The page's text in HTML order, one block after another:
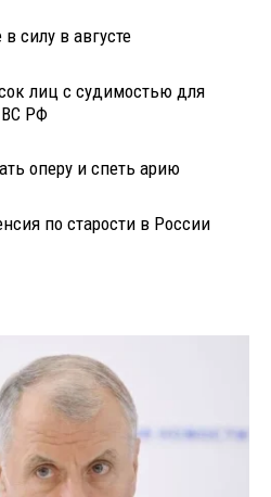
силу в августе
лиц с судимостью для
ВС РФ
оперу и спеть арию
по старости в России